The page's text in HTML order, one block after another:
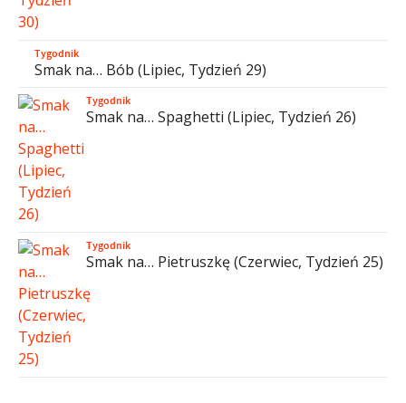
Tygodnik
Smak na… Bób (Lipiec, Tydzień 29)
Tygodnik
Smak na… Spaghetti (Lipiec, Tydzień 26)
Tygodnik
Smak na… Pietruszkę (Czerwiec, Tydzień 25)